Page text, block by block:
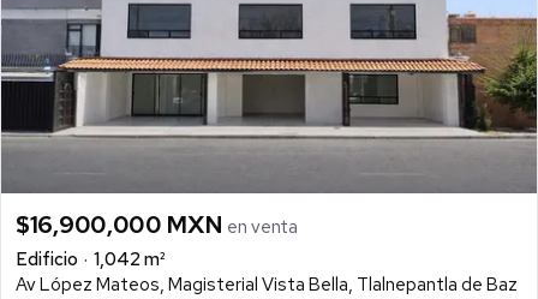
$16,900,000 MXN en venta
Edificio
1,042 m²
Av López Mateos, Magisterial Vista Bella, Tlalnepantla de Baz